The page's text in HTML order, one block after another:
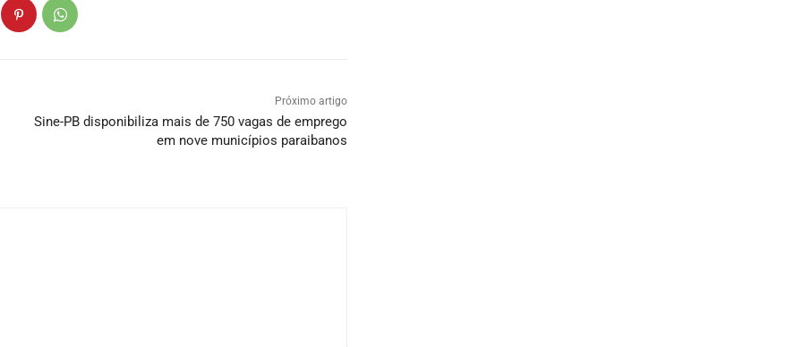
Próximo artigo
Sine-PB disponibiliza mais de 750 vagas de emprego
em nove municípios paraibanos